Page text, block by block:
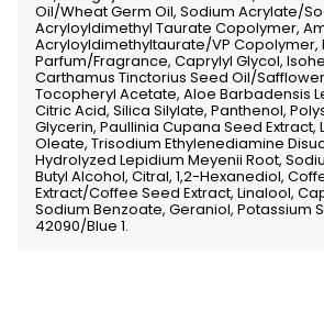
Oil/Wheat Germ Oil, Sodium Acrylate/
Acryloyldimethyl Taurate Copolymer,
Acryloyldimethyltaurate/VP Copolymer,
Parfum/Fragrance, Caprylyl Glycol,
Carthamus Tinctorius Seed Oil/
Tocopheryl Acetate, Aloe Barbadensis
Citric Acid, Silica Silylate, Panthenol,
Glycerin, Paullinia Cupana Seed Extract,
Oleate, Trisodium Ethylenediamine
Hydrolyzed Lepidium Meyenii Root,
Butyl Alcohol, Citral, 1,2-Hexanediol,
Extract/Coffee Seed Extract, Linalool,
Sodium Benzoate, Geraniol, Potassium
42090/Blue 1.